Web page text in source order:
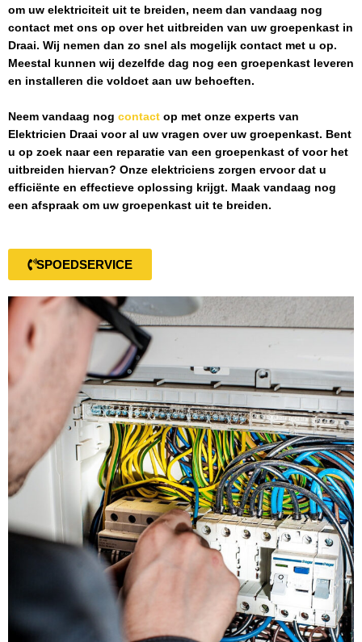
om uw elektriciteit uit te breiden, neem dan vandaag nog
contact met ons op over het uitbreiden van uw groepenkast in
Draai. Wij nemen dan zo snel als mogelijk contact met u op.
Meestal kunnen wij dezelfde dag nog een groepenkast leveren
en installeren die voldoet aan uw behoeften.
Neem vandaag nog contact op met onze experts van
Elektricien Draai voor al uw vragen over uw groepenkast. Bent
u op zoek naar een reparatie van een groepenkast of voor het
uitbreiden hiervan? Onze elektriciens zorgen ervoor dat u
efficiënte en effectieve oplossing krijgt. Maak vandaag nog
een afspraak om uw groepenkast uit te breiden.
SPOEDSERVICE